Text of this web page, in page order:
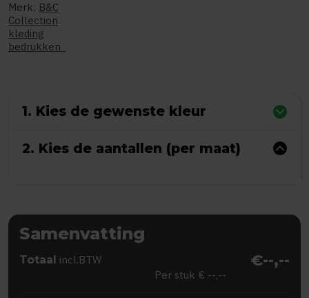
Merk: B&C
Collection
kleding
bedrukken
1. Kies de gewenste kleur
2. Kies de aantallen (per maat)
Samenvatting
Totaal incl.BTW €--,--
Per stuk € --,--